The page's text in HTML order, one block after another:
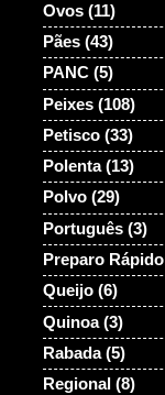
Ovos (11)
Pães (43)
PANC (5)
Peixes (108)
Petisco (33)
Polenta (13)
Polvo (29)
Português (3)
Preparo Rápido
Queijo (6)
Quinoa (3)
Rabada (5)
Regional (8)